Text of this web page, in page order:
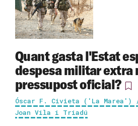
Quant gasta l'Estat
despesa militar extra
pressupost oficial?
Óscar F. Civieta ('La Marea')
Joan Vila i Triadú